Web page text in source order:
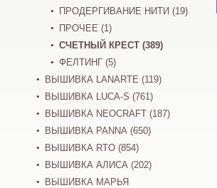
ПРОДЕРГИВАНИЕ НИТИ (19)
ПРОЧЕЕ (1)
СЧЕТНЫЙ КРЕСТ (389)
ФЕЛТИНГ (5)
ВЫШИВКА LANARTE (119)
ВЫШИВКА LUCA-S (761)
ВЫШИВКА NEOCRAFT (187)
ВЫШИВКА PANNA (650)
ВЫШИВКА RTO (854)
ВЫШИВКА АЛИСА (202)
ВЫШИВКА МАРЬЯ